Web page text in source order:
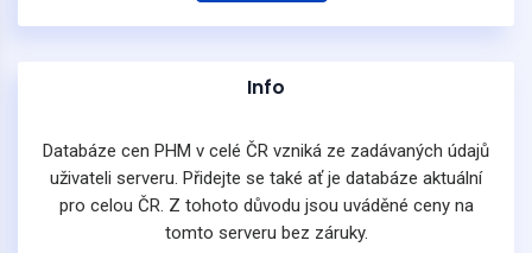
Info
Databáze cen PHM v celé ČR vzniká ze zadávaných údajů
uživateli serveru. Přidejte se také ať je databáze aktuální
pro celou ČR. Z tohoto důvodu jsou uváděné ceny na
tomto serveru bez záruky.